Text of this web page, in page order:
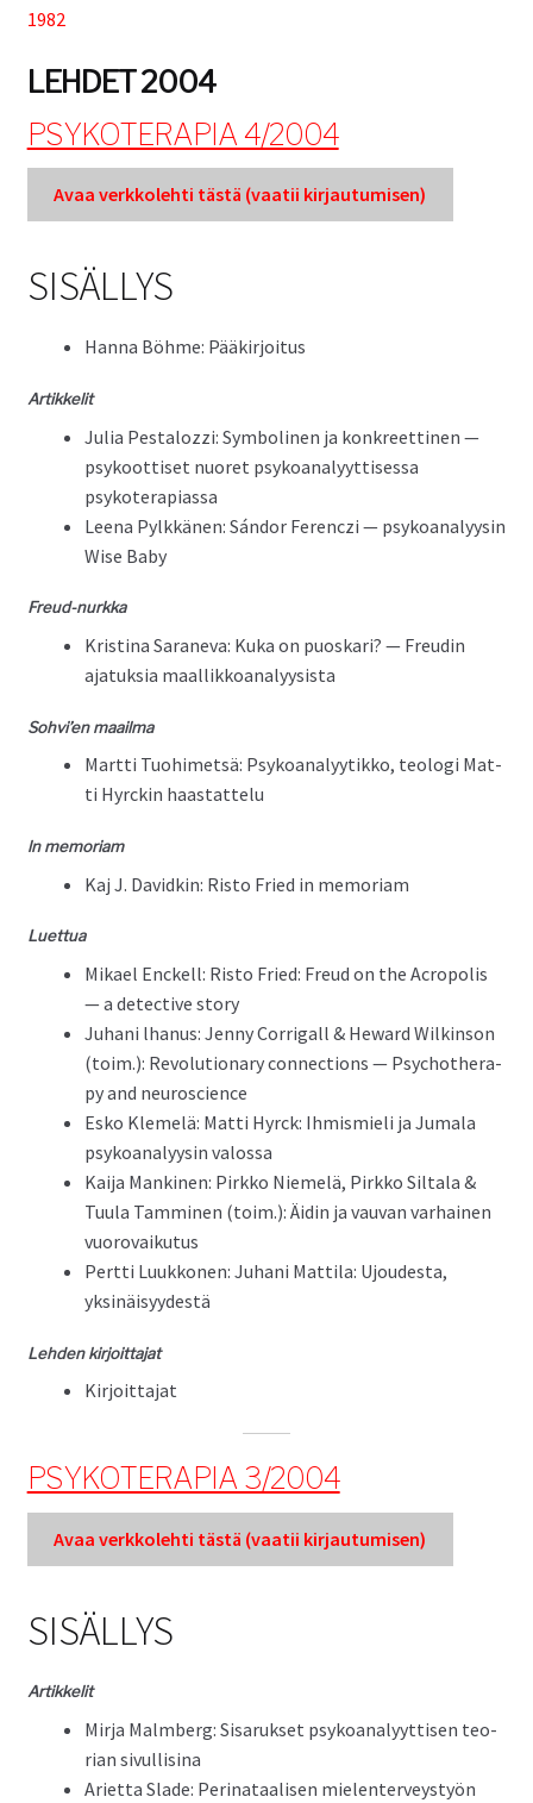
Tuki
Sisällysluettelot
Kirjaudu sisään
1982
LEHDET 2004
PSYKOTERAPIA 4/2004
Avaa verkkole­hti tästä (vaatii kir­jau­tu­misen)
SISÄLLYS
Han­na Böhme: Pääkirjoitus
Artikke­lit
Julia Pestalozzi: Sym­bo­l­i­nen ja konkreet­ti­nen —
psykoot­tiset nuoret psyko­ana­lyyt­tises­sa
psykoterapiassa
Leena Pylkkä­nen: Sán­dor Fer­enczi — psyko­ana­lyysin
Wise Baby
Freud-nurk­ka
Kristi­na Sarane­va: Kuka on puoskari? — Freudin
ajatuk­sia maallikkoanalyysista
Sohvi’en maail­ma
Mart­ti Tuo­himet­sä: Psyko­ana­lyytikko, teolo­gi Mat­
ti Hyr­ckin haastattelu
ln memo­ri­am
Kaj J. David­kin: Ris­to Fried in memoriam
Luet­tua
Mikael Enck­ell: Ris­to Fried: Freud on the Acrop­o­lis
— a detec­tive story
Juhani lhanus: Jen­ny Cor­ri­gall & Heward Wilkin­son
(toim.): Rev­o­lu­tion­ary con­nec­tions — Psy­chother­a­
py and neuroscience
Esko Klemelä: Mat­ti Hyr­ck: Ihmis­mieli ja Jumala
psyko­ana­lyysin valossa
Kai­ja Mank­i­nen: Pirkko Niemelä, Pirkko Sil­ta­la &
Tuu­la Tam­mi­nen (toim.): Äidin ja vau­van varhainen
vuorovaikutus
Pert­ti Luukko­nen: Juhani Mat­ti­la: Ujoud­es­ta,
yksinäisyydestä
Lehden kir­joit­ta­jat
Kir­joit­ta­jat
PSYKOTERAPIA 3/2004
Avaa verkkole­hti tästä (vaatii kir­jau­tu­misen)
SISÄLLYS
Artikke­lit
Mir­ja Malm­berg: Sis­aruk­set psyko­ana­lyyt­tisen teo­
ri­an sivullisina
Ari­et­ta Slade: Peri­nataalisen mie­len­ter­veystyön